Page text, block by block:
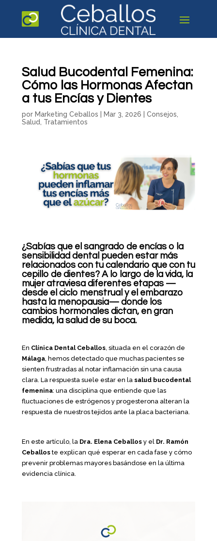
Salud Bucodental Femenina:
Cómo las Hormonas Afectan
a tus Encías y Dientes
por Marketing Ceballos Mar 3, 2026 Consejos
Salud
Tratamientos
¿Sabías que el sangrado de encías o la
sensibilidad dental pueden estar más
relacionados con tu calendario que con tu
cepillo de dientes? A lo largo de la vida, la
mujer atraviesa diferentes etapas —
desde el ciclo menstrual y el embarazo
hasta la menopausia— donde los
cambios hormonales dictan, en gran
medida, la salud de su boca.
En Clínica Dental Ceballos, situada en el corazón de
Málaga, hemos detectado que muchas pacientes se
sienten frustradas al notar inflamación sin una causa
clara. La respuesta suele estar en la salud bucodental
femenina: una disciplina que entiende que las
fluctuaciones de estrógenos y progesterona alteran la
respuesta de nuestros tejidos ante la placa bacteriana.
En este artículo, la Dra. Elena Ceballosy el Dr. Ramón
Ceballoste explican qué esperar en cada fase y cómo
prevenir problemas mayores basándose en la última
evidencia clínica.